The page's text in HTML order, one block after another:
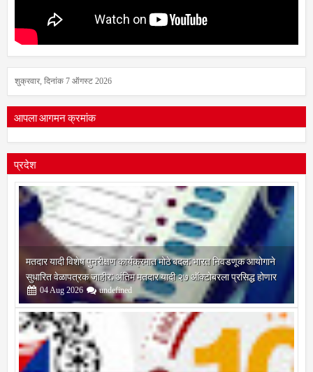
शुक्रवार, दिनांक 7 ऑगस्ट 2026
आपला आगमन क्रमांक
प्रदेश
मतदार यादी विशेष पुनरीक्षण कार्यक्रमात मोठे बदल; भारत निवडणूक आयोगाने
सुधारित वेळापत्रक जाहीर; अंतिम मतदार यादी २७ ऑक्टोबरला प्रसिद्ध होणार
04Aug 2026 undefined